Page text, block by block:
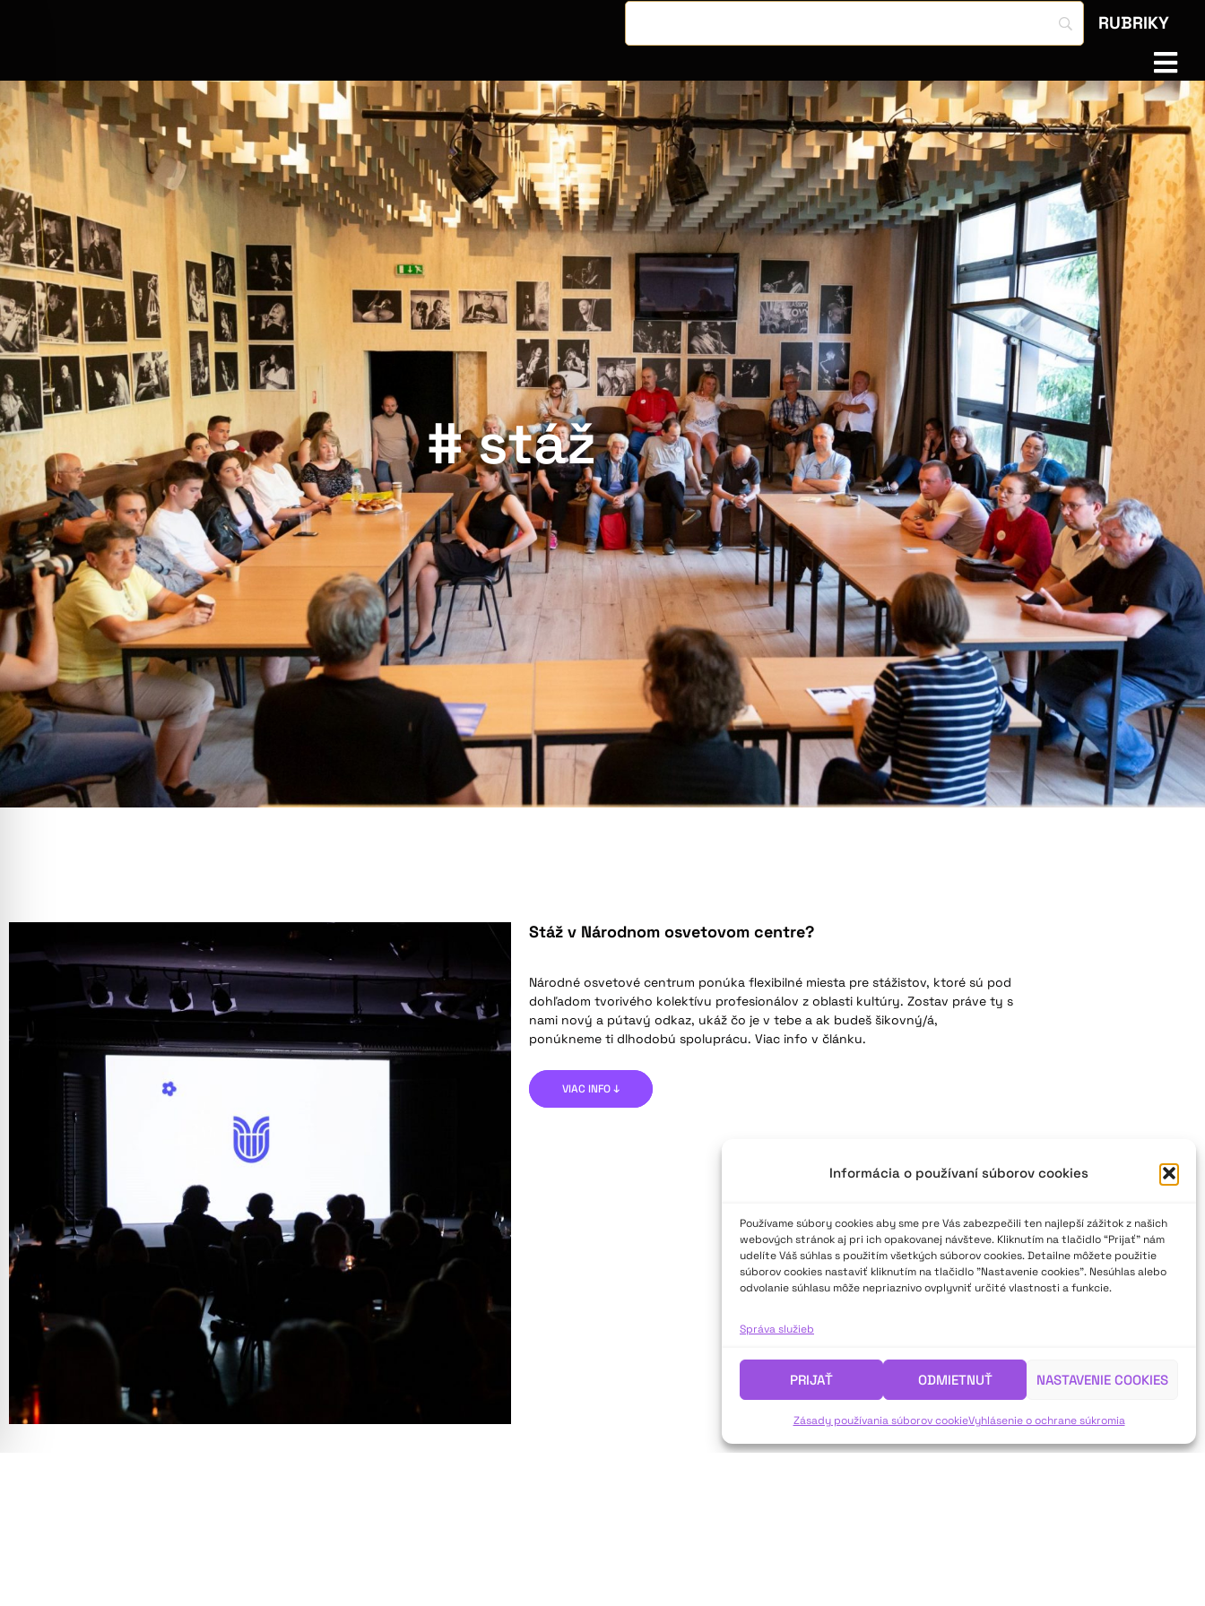
Informácia o používaní súborov cookies
Používame súbory cookies aby sme pre Vás zabezpečili ten najlepší zážitok z našich
webových stránok aj pri ich opakovanej návšteve. Kliknutím na tlačidlo “Prijať” nám
udelíte Váš súhlas s použitím všetkých súborov cookies. Detailne môžete použitie
súborov cookies nastaviť kliknutím na tlačidlo "Nastavenie cookies". Nesúhlas alebo
odvolanie súhlasu môže nepriaznivo ovplyvniť určité vlastnosti a funkcie.
Správa služieb
PRIJAŤ ODMIETNUŤ NASTAVENIE COOKIES
Zásady používania súborov cookieVyhlásenie o ochrane súkromia
RUBRIKY
# stáž
Stáž v Národnom osvetovom centre?
Národné osvetové centrum ponúka flexibilné miesta pre stážistov, ktoré sú pod
dohľadom tvorivého kolektívu profesionálov z oblasti kultúry. Zostav práve ty s
nami nový a pútavý odkaz, ukáž čo je v tebe a ak budeš šikovný/á,
ponúkneme ti dlhodobú spoluprácu. Viac info v článku.
VIAC INFO ↓